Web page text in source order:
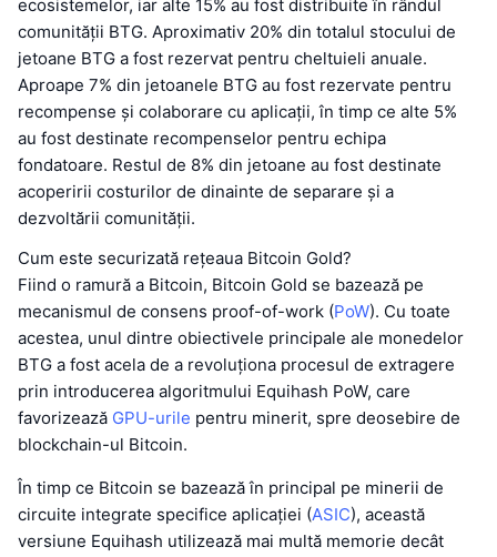
ecosistemelor, iar alte 15% au fost distribuite în rândul
comunității BTG. Aproximativ 20% din totalul stocului de
jetoane BTG a fost rezervat pentru cheltuieli anuale.
Aproape 7% din jetoanele BTG au fost rezervate pentru
recompense și colaborare cu aplicații, în timp ce alte 5%
au fost destinate recompenselor pentru echipa
fondatoare. Restul de 8% din jetoane au fost destinate
acoperirii costurilor de dinainte de separare și a
dezvoltării comunității.
Cum este securizată rețeaua Bitcoin Gold?
Fiind o ramură a Bitcoin, Bitcoin Gold se bazează pe
mecanismul de consens proof-of-work (PoW). Cu toate
acestea, unul dintre obiectivele principale ale monedelor
BTG a fost acela de a revoluționa procesul de extragere
prin introducerea algoritmului Equihash PoW, care
favorizează GPU-urile pentru minerit, spre deosebire de
blockchain-ul Bitcoin.
În timp ce Bitcoin se bazează în principal pe minerii de
circuite integrate specifice aplicației (ASIC), această
versiune Equihash utilizează mai multă memorie decât